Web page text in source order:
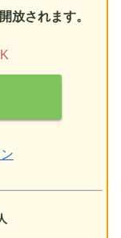
放されます。